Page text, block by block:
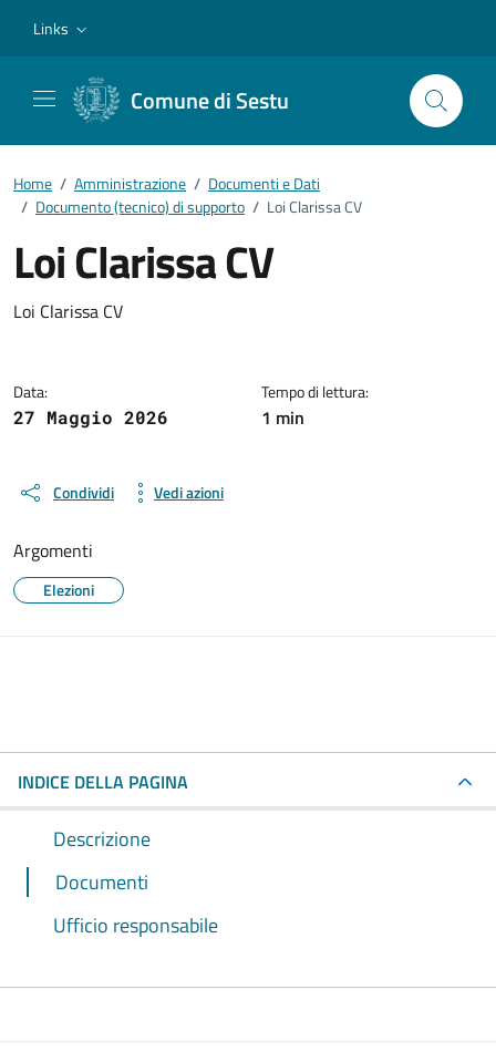
Links
Comune di Sestu
Home / Amministrazione / Documenti e Dati
/ Documento (tecnico) di supporto / Loi Clarissa CV
Loi Clarissa CV
Dettagli del documento
Loi Clarissa CV
Data:
27 Maggio 2026
Tempo di lettura:
1 min
Condividi Vedi azioni
Argomenti
Elezioni
INDICE DELLA PAGINA
Descrizione
Documenti
Ufficio responsabile